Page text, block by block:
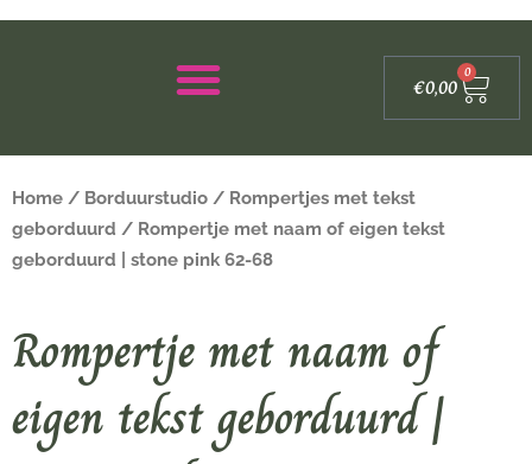
€0,00
0
Home / Borduurstudio / Rompertjes met tekst
geborduurd / Rompertje met naam of eigen tekst
geborduurd | stone pink 62-68
Rompertje met naam of
eigen tekst geborduurd |